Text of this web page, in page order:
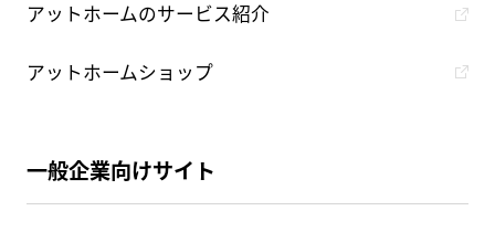
アットホームのサービス紹介
アットホームショップ
一般企業向けサイト